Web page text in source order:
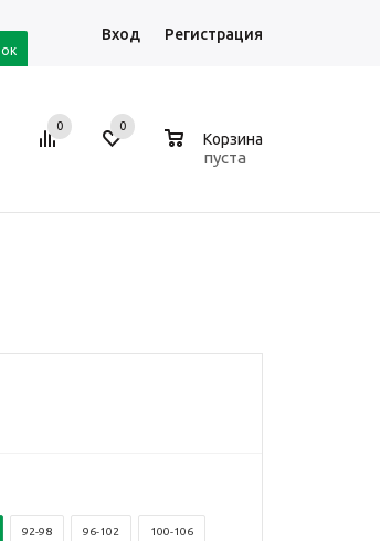
Вход Регистрация
0 0
Корзина
пуста
92-98 96-102 100-106